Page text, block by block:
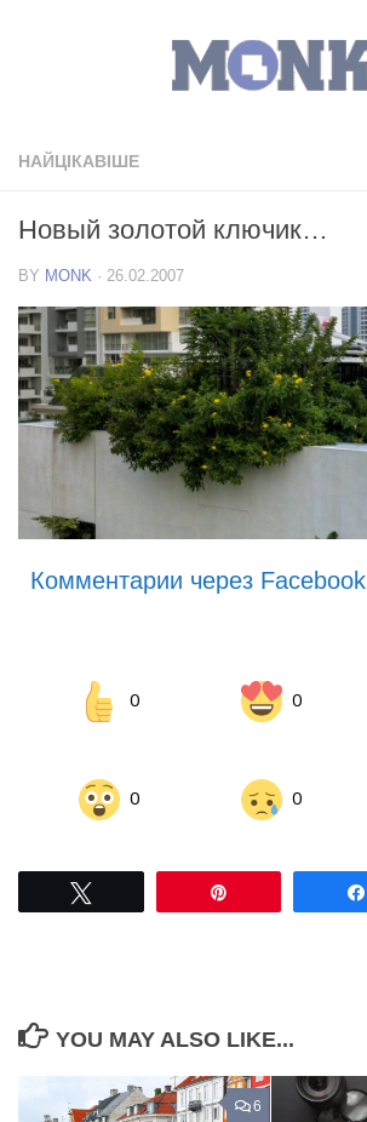
НАЙЦІКАВІШЕ
Новый золотой ключик…
BY MONK · 26.02.2007
Комментарии через Facebook
0 0
0 0
YOU MAY ALSO LIKE...
6